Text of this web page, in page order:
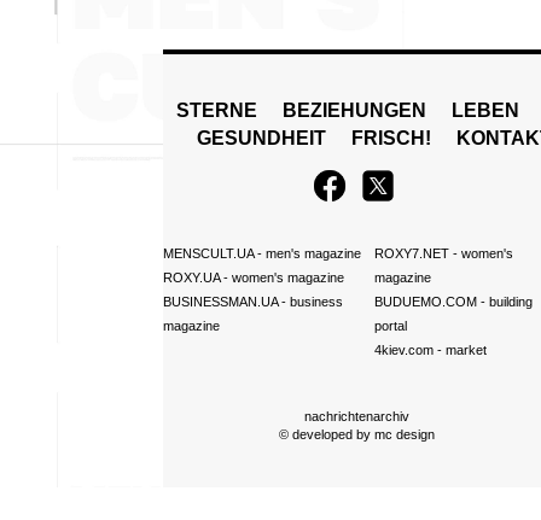
STERNE BEZIEHUNGEN
LEBEN
GESUNDHEIT
FRISCH!
MENSCULT.UA- men's magazine
ROXY.UA- women's magazine
BUSINESSMAN.UA- business
magazine
ROXY7.NET- women's
magazine
BUDUEMO.COM- building
portal
4kiev.com- market
nachrichtenarchiv
© developed by mc design